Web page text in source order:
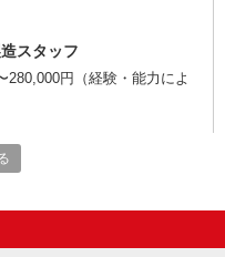
スタッフ
280,000円（経験・能力によ